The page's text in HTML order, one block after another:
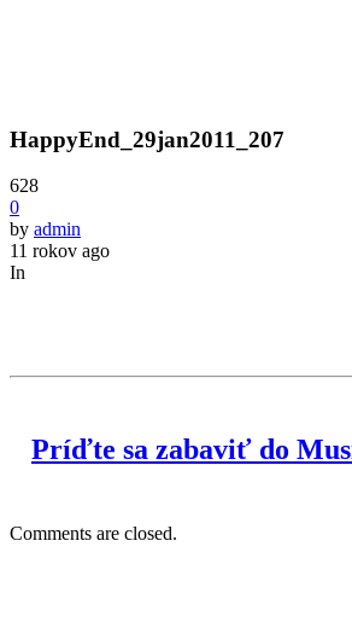
HappyEnd_29jan2011_207
628
0
by admin
11 rokov ago
In
Príďte sa zabaviť do
Comments are closed.